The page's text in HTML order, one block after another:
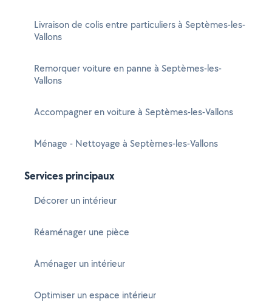
Livraison de colis entre particuliers à Septèmes-les-
Vallons
Remorquer voiture en panne à Septèmes-les-
Vallons
Accompagner en voiture à Septèmes-les-Vallons
Ménage - Nettoyage à Septèmes-les-Vallons
Services principaux
Décorer un intérieur
Réaménager une pièce
Aménager un intérieur
Optimiser un espace intérieur